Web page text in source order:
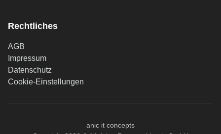
Rechtliches
AGB
Impressum
Datenschutz
Cookie-Einstellungen
anic it concepts